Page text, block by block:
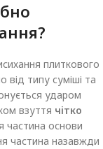
плиткового
від типу суміші та
ударом
взуття чітко
частина основи
частина назавжди